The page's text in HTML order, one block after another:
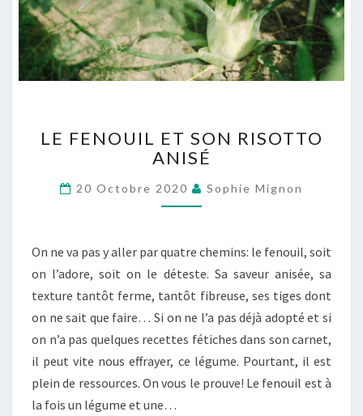
FENOUIL
ET
RISOTTO
ANISÉ
LE FENOUIL ET SON RISOTTO
ANISÉ
20 Octobre 2020 Sophie Mignon
On ne va pas y aller par quatre chemins: le fenouil, soit
on l’adore, soit on le déteste. Sa saveur anisée, sa
texture tantôt ferme, tantôt fibreuse, ses tiges dont
on ne sait que faire… Si on ne l’a pas déjà adopté et si
on n’a pas quelques recettes fétiches dans son carnet,
il peut vite nous effrayer, ce légume. Pourtant, il est
plein de ressources. On vous le prouve! Le fenouil est à
la fois un légume et une…